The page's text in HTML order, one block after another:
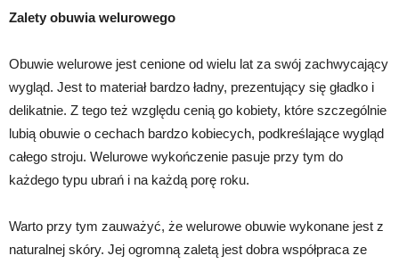
Zalety obuwia welurowego
Obuwie welurowe jest cenione od wielu lat za swój zachwycający
wygląd. Jest to materiał bardzo ładny, prezentujący się gładko i
delikatnie. Z tego też względu cenią go kobiety, które szczególnie
lubią obuwie o cechach bardzo kobiecych, podkreślające wygląd
całego stroju. Welurowe wykończenie pasuje przy tym do
każdego typu ubrań i na każdą porę roku.
Warto przy tym zauważyć, że welurowe obuwie wykonane jest z
naturalnej skóry. Jej ogromną zaletą jest dobra współpraca ze